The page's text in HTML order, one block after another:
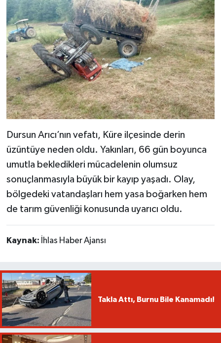
Dursun Arıcı’nın vefatı, Küre ilçesinde derin
üzüntüye neden oldu. Yakınları, 66 gün boyunca
umutla bekledikleri mücadelenin olumsuz
sonuçlanmasıyla büyük bir kayıp yaşadı. Olay,
bölgedeki vatandaşları hem yasa boğarken hem
de tarım güvenliği konusunda uyarıcı oldu.
Kaynak: İhlas Haber Ajansı
Takla Attı, Burnu Bile Kanamadı!